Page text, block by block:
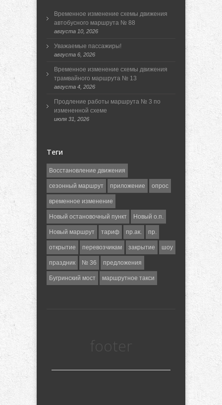
Временное изменение схемы движения
автобусного маршрута № 88
августа 10, 2026
Уважаемые пассажиры!
августа 6, 2026
Временное изменение схемы движения
трамвайного маршрута № 13
августа 4, 2026
Продление работы маршрута № 3 по
измененной схеме
июля 31, 2026
Теги
Восстановление движения
сезонный маршрут приложение опрос
временное изменение
Новый остановочный пункт Новый о.п.
Новый маршрут тариф пр.ак. пр.
открытие перевозчикам закрытие шоу
праздник № 36 предложения
Бугринский мост маршрутное такси
footer